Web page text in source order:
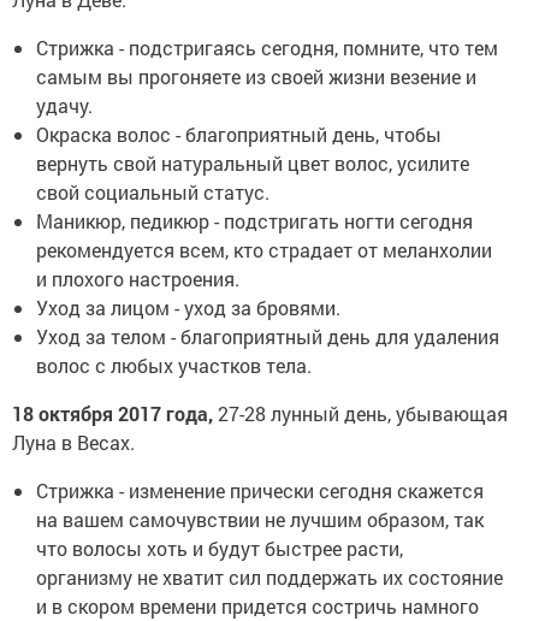
Стрижка - подстригаясь сегодня, помните, что тем
самым вы прогоняете из своей жизни везение и
удачу.
Окраска волос - благоприятный день, чтобы
вернуть свой натуральный цвет волос, усилите
свой социальный статус.
Маникюр, педикюр - подстригать ногти сегодня
рекомендуется всем, кто страдает от меланхолии
и плохого настроения.
Уход за лицом - уход за бровями.
Уход за телом - благоприятный день для удаления
волос с любых участков тела.
18 октября 2017 года, 27-28 лунный день, убывающая
Луна в Весах.
Стрижка - изменение прически сегодня скажется
на вашем самочувствии не лучшим образом, так
что волосы хоть и будут быстрее расти,
организму не хватит сил поддержать их состояние
и в скором времени придется состричь намного